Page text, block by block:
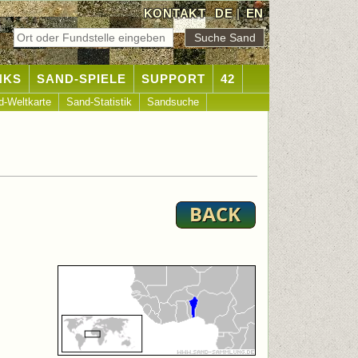
KONTAKT DE|EN
SAND-SPIELE SUPPORT 42
Weltkarte Sand-Statistik Sandsuche